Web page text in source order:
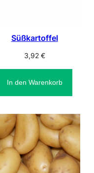
Süßkartoffel
3,92 €
In den Warenkorb